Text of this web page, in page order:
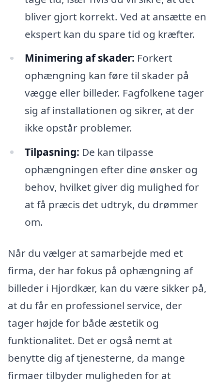
bliver gjort korrekt. Ved at ansætte en
ekspert kan du spare tid og kræfter.
Minimering af skader: Forkert
ophængning kan føre til skader på
vægge eller billeder. Fagfolkene tager
sig af installationen og sikrer, at der
ikke opstår problemer.
Tilpasning: De kan tilpasse
ophængningen efter dine ønsker og
behov, hvilket giver dig mulighed for
at få præcis det udtryk, du drømmer
om.
Når du vælger at samarbejde med et
firma, der har fokus på ophængning af
billeder i Hjordkær, kan du være sikker på,
at du får en professionel service, der
tager højde for både æstetik og
funktionalitet. Det er også nemt at
benytte dig af tjenesterne, da mange
firmaer tilbyder muligheden for at